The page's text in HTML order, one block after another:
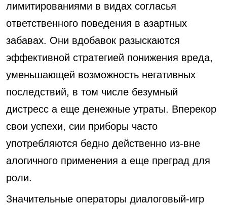
лимитированиями в видах согласья
ответственного поведения в азартных
забавах. Они вдобавок разыскаются
эффективной стратегией понижения вреда,
уменьшающей возможность негативных
последствий, в том числе безумный
дистресс а еще денежные утраты. Вперекор
свои успехи, сии приборы часто
употребляются бедно действенно из-вне
алогичного применения а еще преград для
роли.
Значительные операторы диалоговый-игр